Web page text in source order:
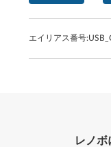
エイリアス番号:
レノボ